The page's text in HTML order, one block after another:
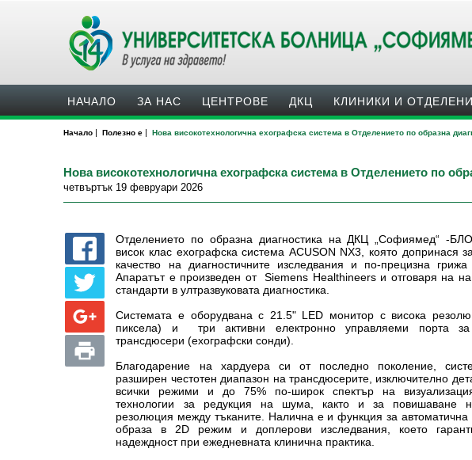
НАЧАЛО ЗА НАС ЦЕНТРОВЕ ДКЦ КЛИНИКИ И
Начало | Полезно е | Нова високотехнологична ехографска система в Отделението по образна
Нова високотехнологична ехографска система в Отделението по
четвъртък 19 февруари 2026
Отделението по образна диагностика на ДКЦ „Софиямед“ -
висок клас ехографска система ACUSON NX3, която допринася
качество на диагностичните изследвания и по-прецизна грижа
Апаратът е произведен от Siemens Healthineers и отговаря на
стандарти в ултразвуковата диагностика.
Системата е оборудвана с 21.5" LED монитор с висока
пиксела) и три активни електронно управляеми порта за
трансдюсери (ехографски сонди).
Благодарение на хардуера си от последно поколение,
разширен честотен диапазон на трансдюсерите, изключително
всички режими и до 75% по-широк спектър на
технологии за редукция на шума, както и за повишаване
резолюция между тъканите. Налична е и функция за автоматична
образа в 2D режим и доплерови изследвания, което
надеждност при ежедневната клинична практика.